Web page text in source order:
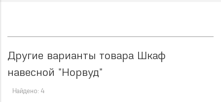
Другие варианты товара Шкаф
навесной "Норвуд"
Найдено: 4